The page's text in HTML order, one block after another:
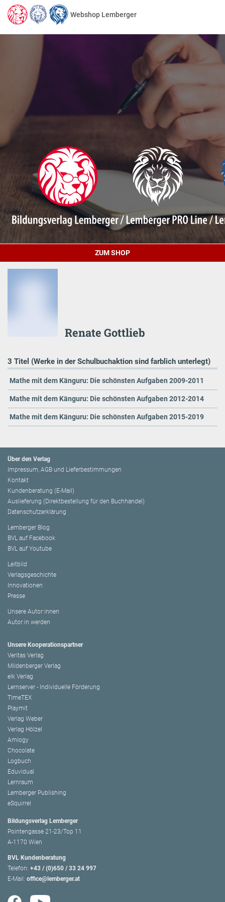
Webshop Lemberger
ZUM SHOP
Renate Gottlieb
3 Titel (Werke in der Schulbuchaktion sind farblich unterlegt)
Mathe mit dem Känguru: Die schönsten Aufgaben 2009-2011
Mathe mit dem Känguru: Die schönsten Aufgaben 2012-2014
Mathe mit dem Känguru: Die schönsten Aufgaben 2015-2019
Über den Verlag
Impressum, AGB und Lieferbestimmungen
Kontakt
Kundenberatung (E-Mail)
Auslieferung (Direktbestellung für den Buchhandel)
Datenschutzerklärung
Lemberger Blog
BVL auf Facebook
BVL auf Youtube
Leitbild
Verlagsgeschichte
Innovationen
Presse
Unsere Autor:innen
Autor:in werden
Unsere Kooperationspartner
Veritas Verlag
Mildenberger Verlag
elk Verlag
Lernserver - Individuelle Förderung
TimeTEX
Playmit
Verlag Weber
Verlag Hölzel
Amlogy
Chocolate
Logbuch
Eduvidual
Lernraum
Lemberger Publishing
eSquirrel
Bildungsverlag Lemberger
Pointengasse 21-23/Top 11
A-1170 Wien
BVL Kundenberatung
Telefon: +43 / (0)650 / 33 24 997
E-Mail: office@lemberger.at